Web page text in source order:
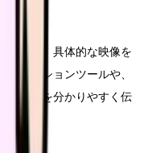
現例を、具体的な映像を
ケーションツールや、
務環境を分かりやすく伝